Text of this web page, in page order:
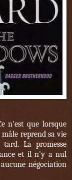
n'est que lorsque
mâle reprend sa vie
La promesse
et il n'y a nul
négociation